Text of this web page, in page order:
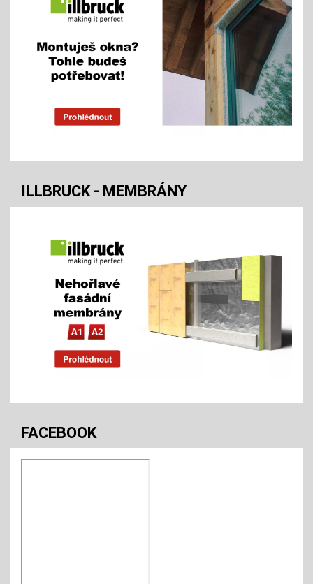
ILLBRUCK - MEMBRÁNY
FACEBOOK